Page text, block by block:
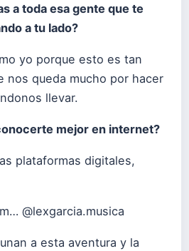
a toda esa gente que te
a tu lado?
yo porque esto es tan
nos queda mucho por hacer
llevar.
mejor en internet?
plataformas digitales,
@lexgarcia.musica
a esta aventura y la